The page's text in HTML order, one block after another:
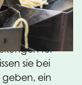
die die
Sammlung,
für
sie bei
geben, ein